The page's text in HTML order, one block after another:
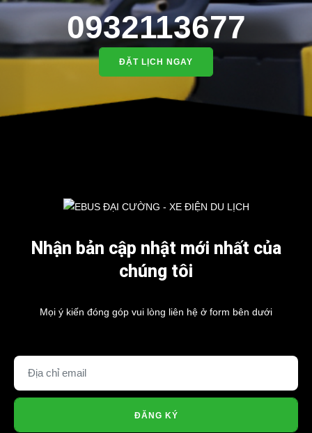
0932113677
ĐẶT LỊCH NGAY
Nhận bản cập nhật mới nhất của
chúng tôi
Mọi ý kiến đóng góp vui lòng liên hệ ở form bên dưới
ĐĂNG KÝ